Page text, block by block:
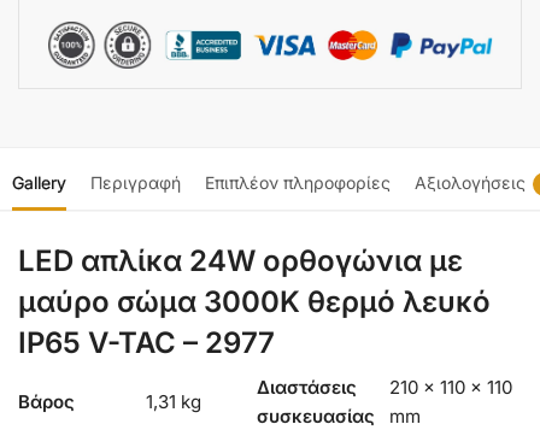
Gallery Περιγραφή Επιπλέον πληροφορίες Αξιολογήσεις
LED απλίκα 24W ορθογώνια με
μαύρο σώμα 3000K θερμό λευκό
IP65 V-TAC – 2977
Βάρος 1,31 kg
Διαστάσεις
συσκευασίας
210 × 110 × 110
mm